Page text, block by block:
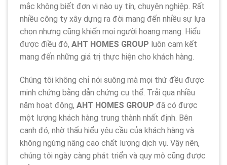
mắc không biết đơn vị nào uy tín, chuyên nghiệp. Rất
nhiều công ty xây dựng ra đời mang đến nhiều sự lựa
chọn nhưng cũng khiến mọi người hoang mang. Hiểu
được điều đó, AHT HOMES GROUP luôn cam kết
mang đến những giá trị thực hiện cho khách hàng.
Chúng tôi không chỉ nói suông mà mọi thứ đều được
minh chứng bằng dẫn chứng cụ thể. Trải qua nhiều
năm hoạt động, AHT HOMES GROUP đã có được
một lượng khách hàng trung thành nhất định. Bên
cạnh đó, nhờ thấu hiểu yêu cầu của khách hàng và
không ngừng nâng cao chất lượng dịch vụ. Vậy nên,
chúng tôi ngày càng phát triển và quy mô cũng được